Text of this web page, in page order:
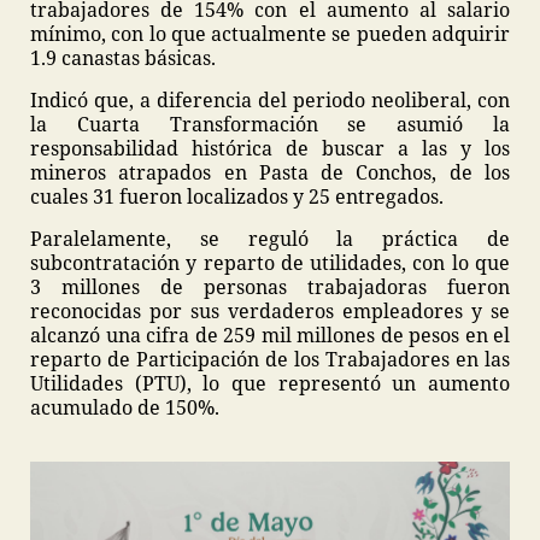
trabajadores de 154% con el aumento al salario
mínimo, con lo que actualmente se pueden adquirir
1.9 canastas básicas.
Indicó que, a diferencia del periodo neoliberal, con
la Cuarta Transformación se asumió la
responsabilidad histórica de buscar a las y los
mineros atrapados en Pasta de Conchos, de los
cuales 31 fueron localizados y 25 entregados.
Paralelamente, se reguló la práctica de
subcontratación y reparto de utilidades, con lo que
3 millones de personas trabajadoras fueron
reconocidas por sus verdaderos empleadores y se
alcanzó una cifra de 259 mil millones de pesos en el
reparto de Participación de los Trabajadores en las
Utilidades (PTU), lo que representó un aumento
acumulado de 150%.